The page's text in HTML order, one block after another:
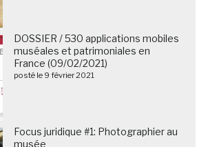
DOSSIER / 530 applications mobiles
muséales et patrimoniales en
France (09/02/2021)
posté le 9 février 2021
Focus juridique #1: Photographier au
musée